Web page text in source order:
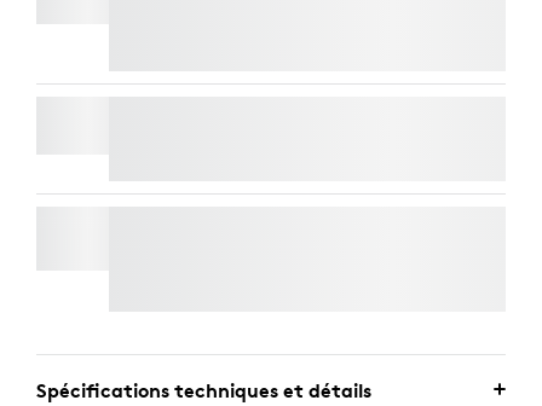
Spécifications techniques et détails